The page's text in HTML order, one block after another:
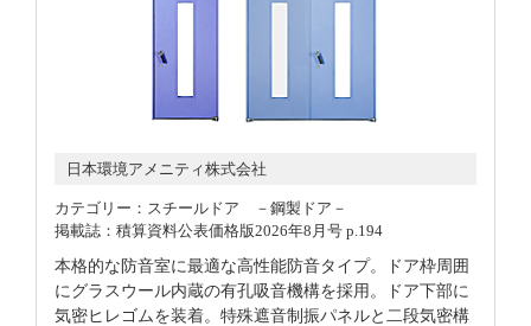
日本環境アメニティ株式会社
カテゴリー：スチールドア －鋼製ドア－
掲載誌：積算資料公表価格版2026年8月号 p.194
本格的な防音室に最適な高性能防音タイプ。ドア枠周囲
にグラスウール内蔵の有孔吸音機構を採用。ドア下部に
気密ヒレゴムを装着。特殊遮音制振パネルと二段気密構